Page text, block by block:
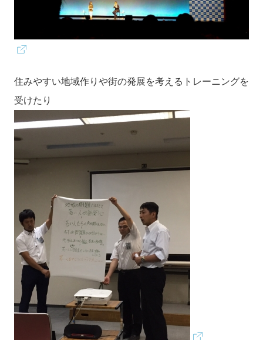
住みやすい地域作りや街の発展を考えるトレーニングを
受けたり